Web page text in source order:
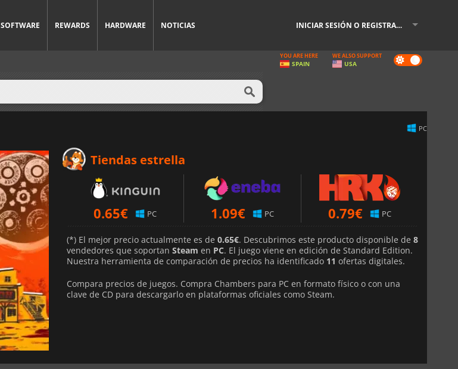
SOFTWARE REWARDS HARDWARE NOTICIAS INICIAR SESIÓN O REGISTRARSE
Dark
mode
YOU ARE HERE
SPAIN
WE ALSO SUPPORT
USA
PC
Tiendas estrella
0.65€ PC 1.09€ PC 0.79€ PC
(*) El mejor precio actualmente es de 0.65€. Descubrimos este producto disponible de 8
vendedores que soportan Steam en PC. El juego viene en edición de Standard Edition.
Nuestra herramienta de comparación de precios ha identificado 11 ofertas digitales.
Compara precios de juegos. Compra Chambers para PC en formato físico o con una
clave de CD para descargarlo en plataformas oficiales como Steam.